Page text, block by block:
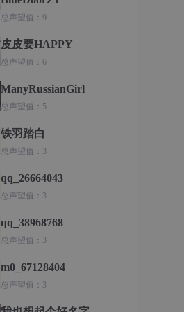
总声望值：9
皮皮要HAPPY
总声望值：6
ManyRussianGirl
总声望值：5
铁羽踏白
总声望值：3
qq_26664043
总声望值：3
qq_38968768
总声望值：3
m0_67128404
总声望值：3